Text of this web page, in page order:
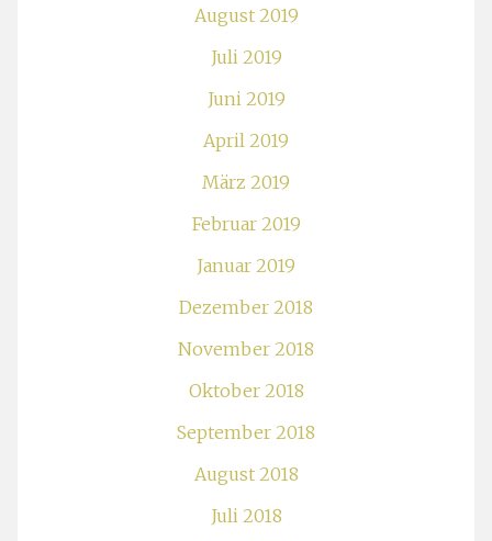
August 2019
Juli 2019
Juni 2019
April 2019
März 2019
Februar 2019
Januar 2019
Dezember 2018
November 2018
Oktober 2018
September 2018
August 2018
Juli 2018